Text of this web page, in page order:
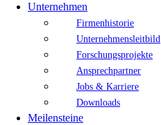
Unternehmen
Firmenhistorie
Unternehmensleitbild
Forschungsprojekte
Ansprechpartner
Jobs & Karriere
Downloads
Meilensteine